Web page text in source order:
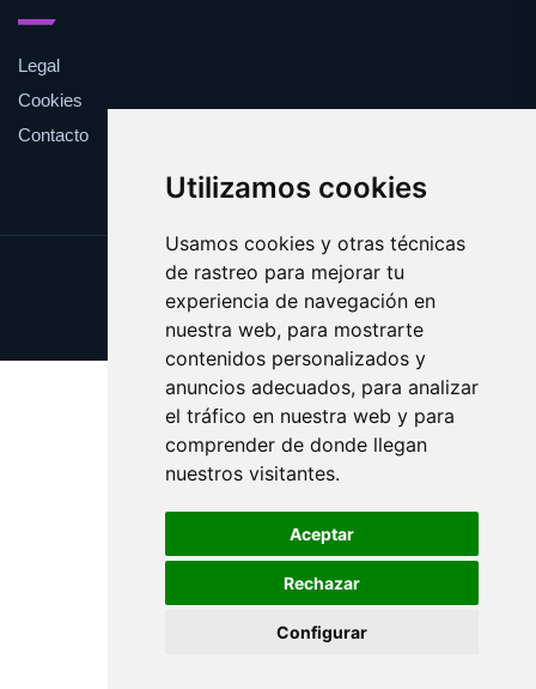
Utilizamos cookies
Usamos cookies y otras técnicas
de rastreo para mejorar tu
experiencia de navegación en
nuestra web, para mostrarte
contenidos personalizados y
anuncios adecuados, para analizar
el tráfico en nuestra web y para
comprender de donde llegan
nuestros visitantes.
Aceptar
Rechazar
Configurar
Legal
Cookies
Contacto
Update cookies preferences
Copyright © 2025 estival.es